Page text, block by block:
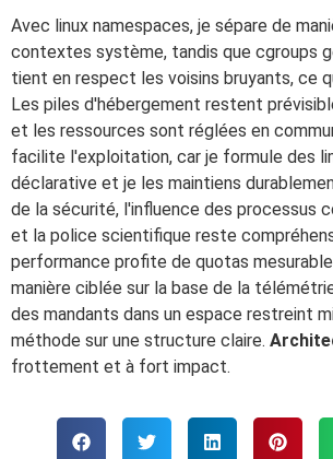
Avec linux namespaces, je sépare de
contextes système, tandis que cgroups
tient en respect les voisins bruyants, ce
Les piles d'hébergement restent
et les ressources sont réglées en
facilite l'exploitation, car je formule des
déclarative et je les maintiens
de la sécurité, l'influence des processus
et la police scientifique reste
performance profite de quotas
manière ciblée sur la base de la
des mandants dans un espace restreint
méthode sur une structure claire.
frottement et à fort impact.